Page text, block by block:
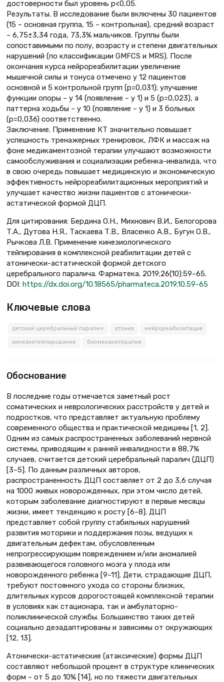
достоверности был уровень p<0,05.
Результаты. В исследование были включены 30 пациентов
(15 – основная группа, 15 – контрольная), средний возраст
– 6,75±3,34 года, 73,3% мальчиков. Группы были
сопоставимыми по полу, возрасту и степени двигательных
нарушений (по классификации GMFCS и MRS). После
окончания курса нейрореабилитации увеличение
мышечной силы и тонуса отмечено у 12 пациентов
основной и 5 контрольной групп (р=0,031); улучшение
функции опоры – у 14 (появление – у 1) и 5 (р=0,023), а
паттерна ходьбы – у 10 (появление – у 1) и 3 больных
(р=0,036) соответственно.
Заключение. Применение КТ значительно повышает
успешность тренажерных тренировок, ЛФК и массаж на
фоне медикаментозной терапии улучшают возможности
самообслуживания и социализации ребенка-инвалида, что
в свою очередь повышает медицинскую и экономическую
эффективность нейрореабилитационных мероприятий и
улучшает качество жизни пациентов с атонически-
астатической формой ДЦП.
Для цитирования: Бердина О.Н., Михнович В.И., Белогорова
Т.А., Дутова Н.Я., Таскаева Т.В., Власенко А.В., Бугун О.В.,
Рычкова Л.В. Применение кинезиологического
тейпирования в комплексной реабилитации детей с
атонически-астатической формой детского
церебрального паралича. Фарматека. 2019;26(10):59–65.
DOI: https://dx.doi.org/10.18565/pharmateca.2019.10.59-65
Ключевые слова
детский церебральный паралич атония нейрореабилитация
кинезиотейпирование биомеханотерапия
Обоснование
В последние годы отмечается заметный рост
соматических и неврологических расстройств у детей и
подростков, что представляет актуальную проблему
современного общества и практической медицины [1, 2].
Одним из самых распространенных заболеваний нервной
системы, приводящим к ранней инвалидности в 88,7%
случаев, считается детский церебральный паралич (ДЦП)
[3–5]. По данным различных авторов,
распространенность ДЦП составляет от 2 до 3,6 случая
на 1000 живых новорожденных, при этом число детей,
которым заболевание диагностируют в первые месяцы
жизни, имеет тенденцию к росту [6–8]. ДЦП
представляет собой группу стабильных нарушений
развития моторики и поддержания позы, ведущих к
двигательным дефектам, обусловленным
непрогрессирующим повреждением и/или аномалией
развивающегося головного мозга у плода или
новорожденного ребенка [9–11]. Дети, страдающие ДЦП,
требуют постоянного ухода со стороны близких,
длительных курсов дорогостоящей комплексной терапии
в условиях как стационара, так и амбулаторно-
поликлинической службы. Большинство таких детей
социально дезадаптированы и зависимы от окружающих
[12, 13].
Атонически-астатические (атаксические) формы ДЦП
составляют небольшой процент в структуре клинических
форм – от 5 до 10% [14], но по тяжести двигательных